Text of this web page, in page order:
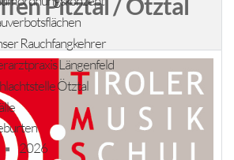
Rauchfangkehrer
Längenfeld
Ötztal
2026